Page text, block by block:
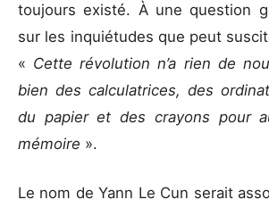
toujours existé. À une question
sur les inquiétudes que peut
« Cette révolution n’a rien de
bien des calculatrices, des
du papier et des crayons pour
mémoire ».
Le nom de Yann Le Cun serait